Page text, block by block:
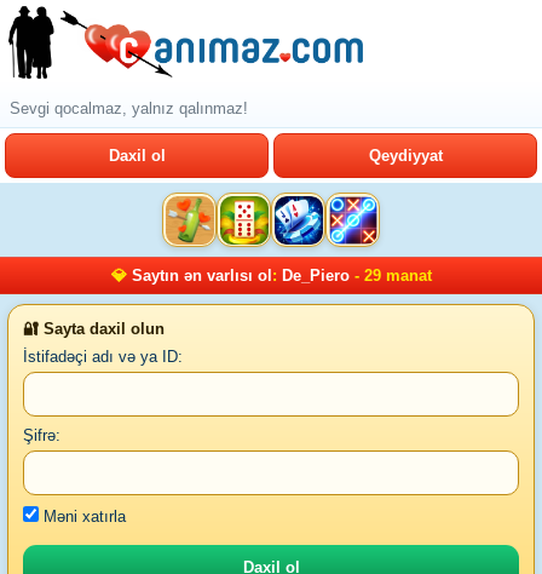
Sevgi qocalmaz, yalnız qalınmaz!
Daxil ol Qeydiyyat
💎 Saytın ən varlısı ol : De_Piero- 29 manat
🔐 Sayta daxil olun
İstifadəçi adı və ya ID:
Şifrə:
Məni xatırla